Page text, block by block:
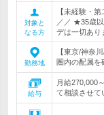
対象と
なる方
【未経験・
／／ ★35歳
デは一切あり
勤務地
【東京/神奈
圏内の配属
給与
月給270,000
て相談させて